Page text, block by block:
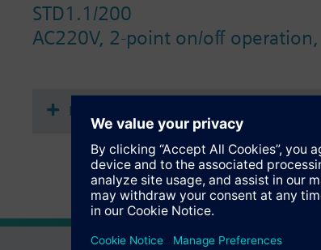
STD1.1/200
AC220V, 2-point on/off
Documentation